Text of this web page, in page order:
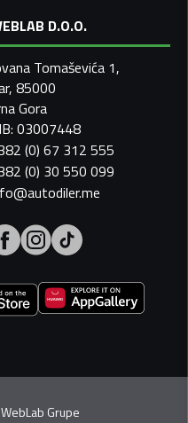
D.O.O.
Tomaševića 1,
85000
Gora
03007448
(0) 67 312 555
(0) 30 550 099
WebLab Grupe